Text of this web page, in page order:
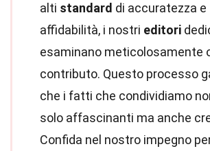
alti standard di accuratezza e
affidabilità, i nostri editori
esaminano meticolosamente
contributo. Questo processo
che i fatti che condividiamo
solo affascinanti ma anche
Confida nel nostro impegno